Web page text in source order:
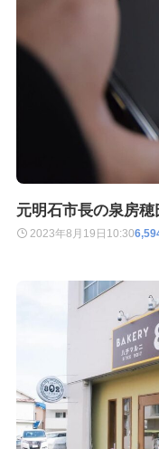
元明石市長の泉房穂
2023年8月19日 10:30